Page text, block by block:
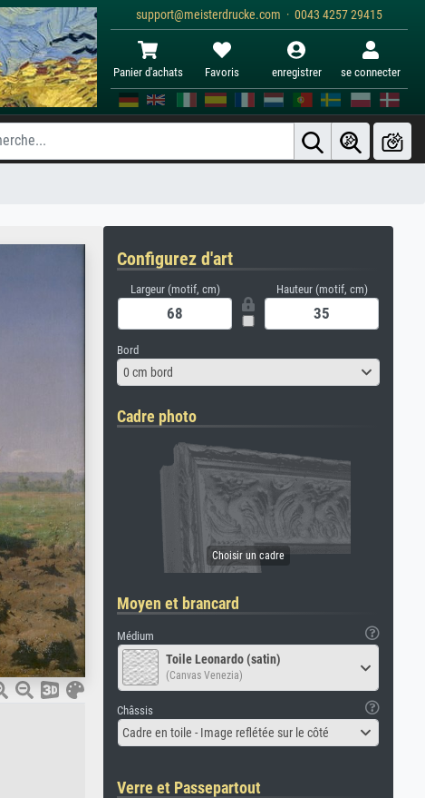
support@meisterdrucke.com · 0043 4257 29415
Panier d'achats Favoris enregistrer se connecter
Configurez d'art
Largeur (motif, cm) Hauteur (motif, cm)
Bord
0 cm bord
Cadre photo
Moyen et brancard
Médium
Toile Leonardo (satin)
(Canvas Venezia)
Châssis
Cadre en toile - Image reflétée sur le côté
Verre et Passepartout